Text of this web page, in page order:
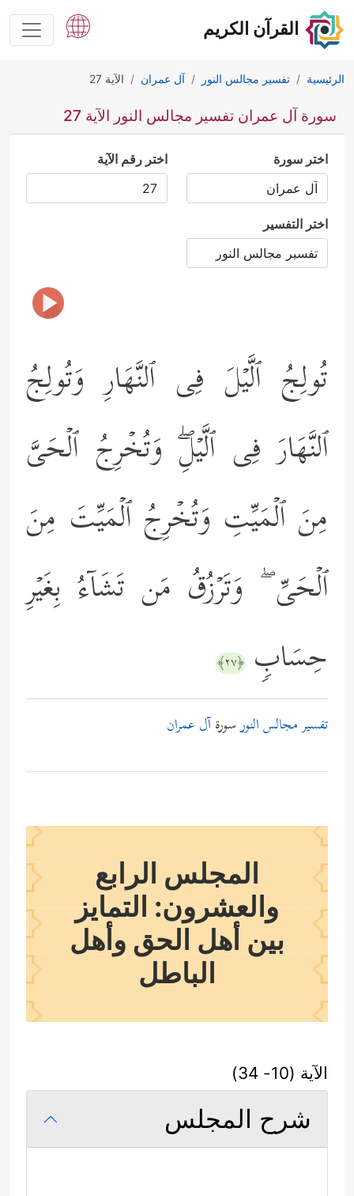
القرآن الكريم
الرئيسية تفسير مجالس النور آل عمران الآية 27
سورة آل عمران تفسير مجالس النور الآية 27
اختر سورة اختر رقم الآية
اختر التفسير
تُولِجُ ٱلَّیۡلَ فِی ٱلنَّهَارِ وَتُولِجُ
ٱلنَّهَارَ فِی ٱلَّیۡلِۖ وَتُخۡرِجُ ٱلۡحَیَّ
مِنَ ٱلۡمَیِّتِ وَتُخۡرِجُ ٱلۡمَیِّتَ مِنَ
ٱلۡحَیِّ ۖ وَتَرۡزُقُ مَن تَشَاۤءُ بِغَیۡرِ
حِسَابࣲ ﴿٢٧﴾
تفسير مجالس النورسورةآل عمران
المجلس الرابع
والعشرون: التمايز
بين أهل الحق وأهل
الباطل
الآية (10- 34)
شرح المجلس